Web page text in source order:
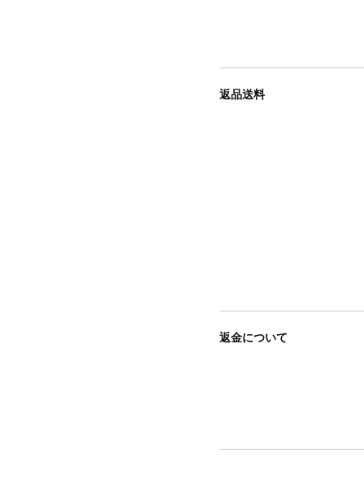
返品送料
返金について